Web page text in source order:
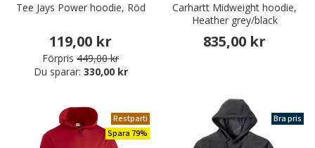
Tee Jays Power hoodie, Röd
119,00 kr
Förpris 449,00 kr
Du sparar: 330,00 kr
Carhartt Midweight hoodie,
Heather grey/black
835,00 kr
Restparti
Spara 79%
Bra pris